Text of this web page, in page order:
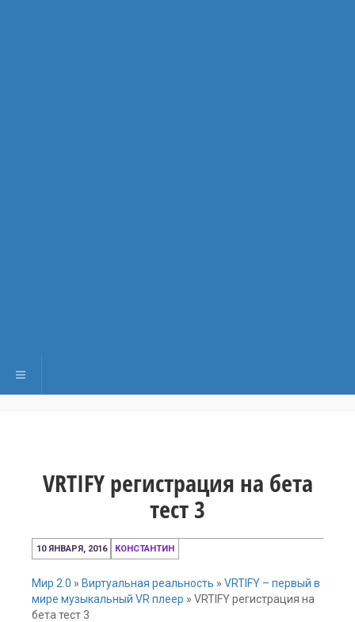
Переключить навигацию
VRTIFY регистрация на бета
тест 3
10 ЯНВАРЯ, 2016
10
января,
КОНСТАНТИН
Мир 2.0 » Виртуальная реальность » VRTIFY – первый в
мире музыкальный VR плеер » VRTIFY регистрация на
бета тест 3